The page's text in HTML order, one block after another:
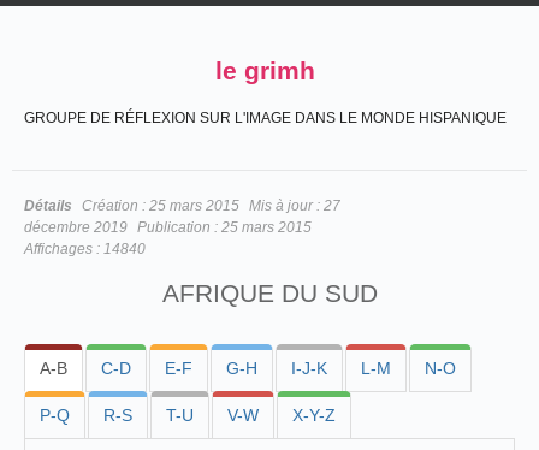
le grimh
GROUPE DE RÉFLEXION SUR L'IMAGE DANS LE MONDE HISPANIQUE
Détails Création : 25 mars 2015 Mis à jour : 27
décembre 2019 Publication : 25 mars 2015
Affichages : 14840
AFRIQUE DU SUD
A-B C-D E-F G-H I-J-K L-M N-O
P-Q R-S T-U V-W X-Y-Z